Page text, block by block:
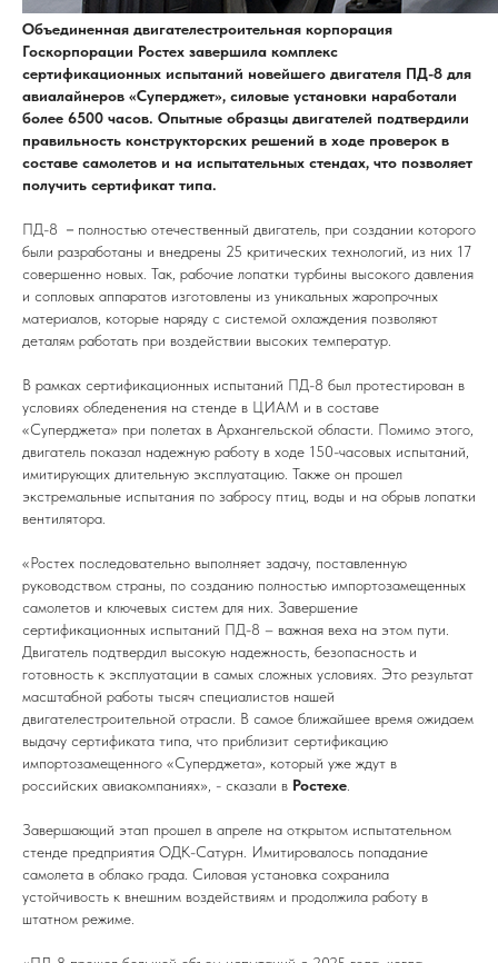
Объединенная двигателестроительная корпорация
Госкорпорации Ростех завершила комплекс
сертификационных испытаний новейшего двигателя ПД-8 для
авиалайнеров «Суперджет», силовые установки наработали
более 6500 часов. Опытные образцы двигателей подтвердили
правильность конструкторских решений в ходе проверок в
составе самолетов и на испытательных стендах, что позволяет
получить сертификат типа.
ПД-8 －полностью отечественный двигатель, при создании которого
были разработаны и внедрены 25 критических технологий, из них 17
совершенно новых. Так, рабочие лопатки турбины высокого давления
и сопловых аппаратов изготовлены из уникальных жаропрочных
материалов, которые наряду с системой охлаждения позволяют
деталям работать при воздействии высоких температур.
В рамках сертификационных испытаний ПД-8 был протестирован в
условиях обледенения на стенде в ЦИАМ и в составе
«Суперджета» при полетах в Архангельской области. Помимо этого,
двигатель показал надежную работу в ходе 150-часовых испытаний,
имитирующих длительную эксплуатацию. Также он прошел
экстремальные испытания по забросу птиц, воды и на обрыв лопатки
вентилятора.
«Ростех последовательно выполняет задачу, поставленную
руководством страны, по созданию полностью импортозамещенных
самолетов и ключевых систем для них. Завершение
сертификационных испытаний ПД-8 – важная веха на этом пути.
Двигатель подтвердил высокую надежность, безопасность и
готовность к эксплуатации в самых сложных условиях. Это результат
масштабной работы тысяч специалистов нашей
двигателестроительной отрасли. В самое ближайшее время ожидаем
выдачу сертификата типа, что приблизит сертификацию
импортозамещенного «Суперджета», который уже ждут в
российских авиакомпаниях», - сказали в Ростехе
Завершающий этап прошел в апреле на открытом испытательном
стенде предприятия ОДК-Сатурн. Имитировалось попадание
самолета в облако града. Силовая установка сохранила
устойчивость к внешним воздействиям и продолжила работу в
штатном режиме.